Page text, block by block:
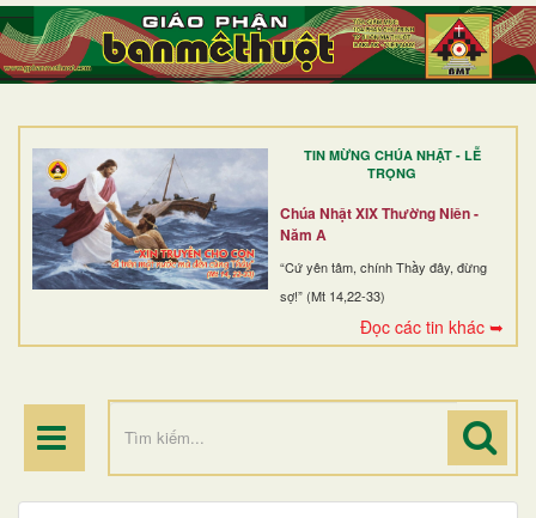
TIN MỪNG CHÚA NHẬT - LỄ
TRỌNG
Chúa Nhật XIX Thường Niên -
Năm A
“Cứ yên tâm, chính Thầy đây, đừng
sợ!” (Mt 14,22-33)
Đọc các tin khác ➥
TRANG NHẤT
GIỚI THIỆU
DÒNG TU
BAN MỤC VỤ
ĐOÀN THỂ CG
ĐIỂM HÀNH HƯƠNG